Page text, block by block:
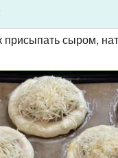
присыпать сыром,